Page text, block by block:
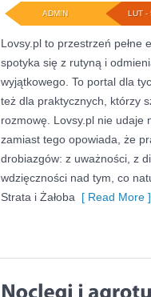
LUT -
ADMIN
Lovsy.pl to przestrzeń pełne
spotyka się z rutyną i
wyjątkowego. To portal dla
też dla praktycznych, którzy
rozmowę. Lovsy.pl nie udaje
zamiast tego opowiada, że
drobiazgów: z uważności, z
wdzięczności nad tym, co
Strata i Żałoba [ Read More ]